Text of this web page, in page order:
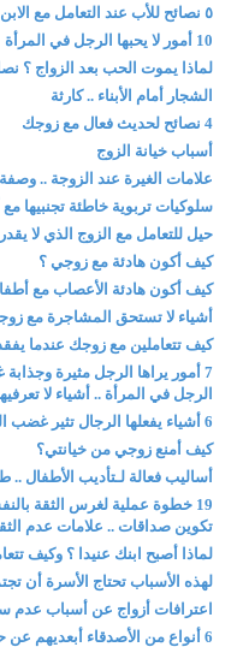
٥ نصائح للأب عند التعامل مع الابن في مرحلة المراهقة
10 أمور لا يحبها الرجل في المرأة
لماذا يموت الحب بعد الزواج ؟
الشجار أمام الأبناء .. كارثة
4 نصائح لحديث فعال مع زوجك
أسباب خيانة الزوج
علامات الغيرة عند الزوجة ..
سلوكيات تربوية خاطئة تجنبيها
حيل للتعامل مع الزوج الذي لا
كيف أكون هادئة مع زوجي ؟
كيف أكون هادئة الأعصاب مع
أشياء لا تستحق المشاجرة مع
كيف تتعاملين مع زوجك عندما
7 أمور يراها الرجل مثيرة
الرجل في المرأة .. أشياء لا
6 أشياء يفعلها الرجال تثير غضب المرأة
كيف أمنع زوجي من خيانتي؟
أساليب فعالة لـتأديب الأطفال
19 خطوة عملية لغرس الثقة
تكوين صداقات .. علامات عدم
لماذا أصبح ابنك عنيدا ؟ وكيف
لهذه الأسباب تحتاج الأسرة أن
اعترافات أزواج عن أسباب عدم
6 أنواع من الأصدقاء أبعديهم